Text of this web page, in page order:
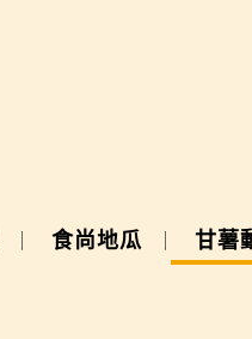
食尚地瓜 甘薯